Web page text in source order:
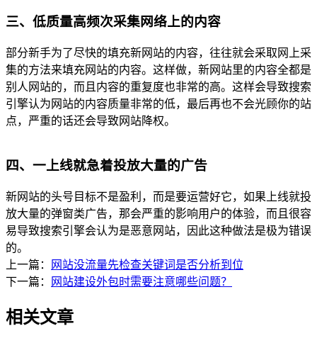
三、低质量高频次采集网络上的内容
部分新手为了尽快的填充新网站的内容，往往就会采取网上采
集的方法来填充网站的内容。这样做，新网站里的内容全都是
别人网站的，而且内容的重复度也非常的高。这样会导致搜索
引擎认为网站的内容质量非常的低，最后再也不会光顾你的站
点，严重的话还会导致网站降权。
四、一上线就急着投放大量的广告
新网站的头号目标不是盈利，而是要运营好它，如果上线就投
放大量的弹窗类广告，那会严重的影响用户的体验，而且很容
易导致搜索引擎会认为是恶意网站，因此这种做法是极为错误
的。
上一篇：
网站没流量先检查关键词是否分析到位
下一篇：
网站建设外包时需要注意哪些问题？
相关文章